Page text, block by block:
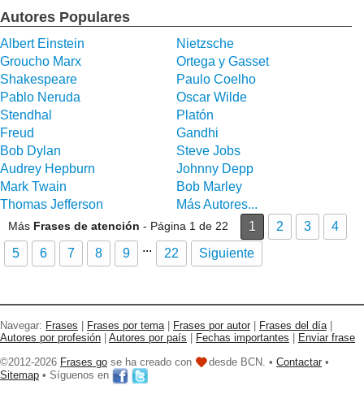
Autores Populares
Albert Einstein
Nietzsche
Groucho Marx
Ortega y Gasset
Shakespeare
Paulo Coelho
Pablo Neruda
Oscar Wilde
Stendhal
Platón
Freud
Gandhi
Bob Dylan
Steve Jobs
Audrey Hepburn
Johnny Depp
Mark Twain
Bob Marley
Thomas Jefferson
Más Autores...
Más Frases de atención - Página 1 de 22 1 2 3
4
5
6 7 8 9 ... 22 Siguiente
Navegar: Frases Frases por tema| Frases por autor Frases del día|
Autores por profesión
Autores por país Fechas importantes
Enviar frase
©2012-2026 Frases go se ha creado con desde BCN. • Contactar •
Sitemap • Síguenos en